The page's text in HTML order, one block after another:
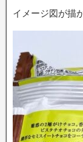
イメージ図が描